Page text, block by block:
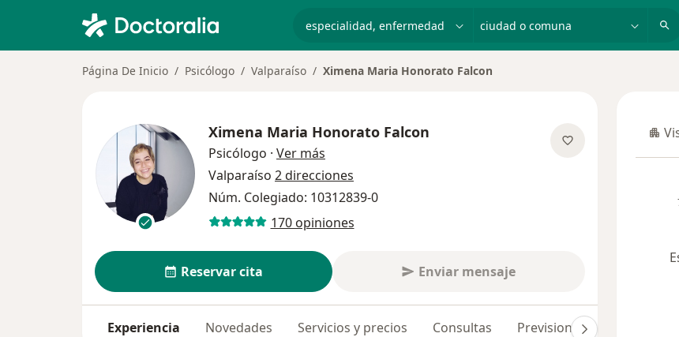
Página De Inicio Psicólogo Valparaíso Ximena Maria Honorato Falcon
Ximena Maria Honorato Falcon
Psicólogo · Ver más
Valparaíso 2 direcciones
Núm. Colegiado: 10312839-0
170 opiniones
Reservar cita Enviar mensaje
Experiencia Novedades Servicios y precios Consultas Previsiones